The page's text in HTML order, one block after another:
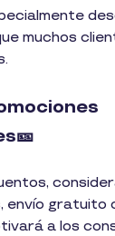
muchos
envío gratuito
a los